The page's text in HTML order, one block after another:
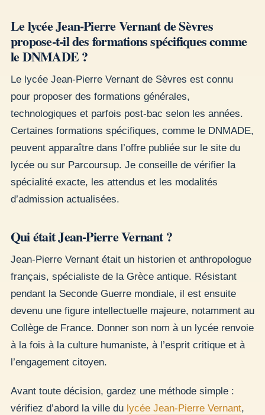
Le lycée Jean-Pierre Vernant de Sèvres
propose-t-il des formations spécifiques comme
le DNMADE ?
Le lycée Jean-Pierre Vernant de Sèvres est connu
pour proposer des formations générales,
technologiques et parfois post-bac selon les années.
Certaines formations spécifiques, comme le DNMADE,
peuvent apparaître dans l’offre publiée sur le site du
lycée ou sur Parcoursup. Je conseille de vérifier la
spécialité exacte, les attendus et les modalités
d’admission actualisées.
Qui était Jean-Pierre Vernant ?
Jean-Pierre Vernant était un historien et anthropologue
français, spécialiste de la Grèce antique. Résistant
pendant la Seconde Guerre mondiale, il est ensuite
devenu une figure intellectuelle majeure, notamment au
Collège de France. Donner son nom à un lycée renvoie
à la fois à la culture humaniste, à l’esprit critique et à
l’engagement citoyen.
Avant toute décision, gardez une méthode simple :
vérifiez d’abord la ville du lycée Jean-Pierre Vernant,